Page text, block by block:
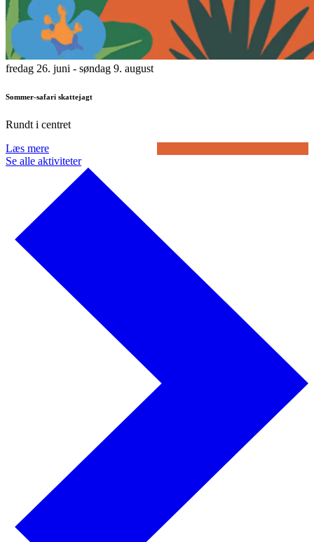
fredag 26. juni - søndag 9. august
Sommer-safari skattejagt
Rundt i centret
Læs mere
Se alle aktiviteter